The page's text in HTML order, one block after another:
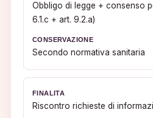
Obbligo di legge + consenso
6.1.c + art. 9.2.a)
Secondo normativa sanitaria
Riscontro richieste di